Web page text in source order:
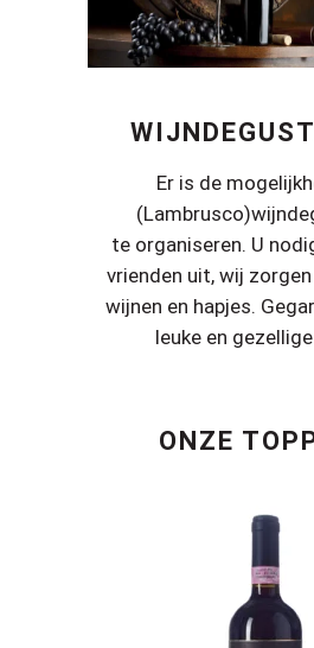
Er is de
te organiseren. U
vrienden uit, wij
wijnen en hapjes.
leuke en
ONZE